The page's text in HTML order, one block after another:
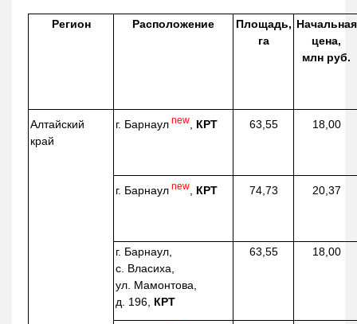
Регион Расположение
Площадь,
га
Начальная
цена,
млн руб.
Алтайский
край
г. Барнаул new КРТ 63,55 18,00
г. Барнаул new КРТ 74,73 20,37
г. Барнаул,
с. Власиха,
ул. Мамонтова,
д. 196, КРТ
63,55 18,00